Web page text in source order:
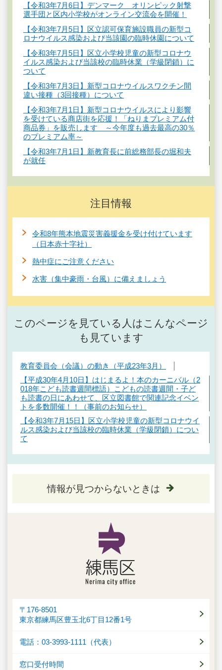
【令和3年7月6日】デンマーク オリンピック射撃
選手団と区内小学校がオンライン交流会を開催！
【令和3年7月5日】区立認可保育施設職員の新型コ
ロナウイルス感染および当該園の臨時休園について
【令和3年7月5日】区立小学校児童の新型コロナウ
イルス感染および当該校の臨時休業（学級閉鎖）に
ついて
【令和3年7月3日】新型コロナウイルスワクチン間
違い接種（3回接種）について
【令和3年7月1日】新型コロナウイルスにより影響
を受けている商店街を応援！「ねりまプレミアム付
商品券」を販売します ～今年度も過去最高の30％
のプレミアム率～
【令和3年7月1日】新教育長に前総務部長の堀和夫
が就任
注目情報
令和8年熊本地震災害義援金を受け付けています
（日本赤十字社）
熱中症にご注意ください
水害（集中豪雨・台風）に備えましょう
このページを見ている人はこんなページ
も見ています
教育委員会（会議）の動き（平成23年3月）
【平成30年4月10日】はじまるよ！本のカーニバル（2
018年こども読書週間標語）こどもの読書週間・子ど
も読書の日にあわせて、区立図書館で関連記念イベン
トを多数開催！！（事前のお知らせ）
【令和3年7月15日】区立小学校児童の新型コロナウイ
ルス感染および当該校の臨時休業（学級閉鎖）につい
て
情報が見つからないときは
〒176-8501
東京都練馬区豊玉北6丁目12番1号
電話：03-3993-1111（代表）
窓口受付時間